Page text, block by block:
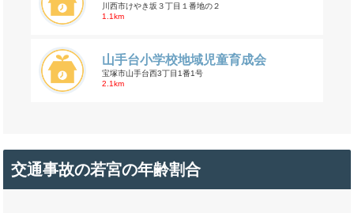
川西市けやき坂３丁目１番地の２
1.1km
山手台小学校地域児童育成会
宝塚市山手台西3丁目1番1号
2.1km
交通事故の若宮の年齢割合